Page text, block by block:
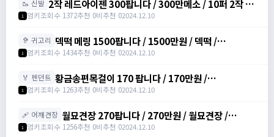
🥾 신발 2작 레드아이젠 300팝니다 / 300만메소 / 10퍼 2작 /
https://open.kakao.com/o/srDmv3Wf
1 엄키조회수 1372추천 0비추천 02024.12.10
🦻 귀고리 덱떡 메링 1500팝니다 / 1500만원 / 덱떡 /
https://open.kakao.com/o/srDmv3Wf
1 엄키조회수 1434추천 0비추천 02024.12.10
🏅 펜던트 황금송편목걸이 170 팝니다 / 170만원 /
https://open.kakao.com/o/srDmv3Wf
1 엄키조회수 1263추천 0비추천 02024.12.10
🩹 어깨견장 월묘견장 270팝니다 / 270만원 / 월묘견장 /
https://open.kakao.com/o/srDmv3Wf
1 엄키조회수 1256추천 0비추천 02024.12.10